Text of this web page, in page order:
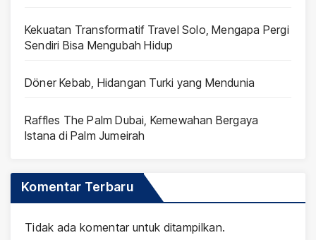
Kekuatan Transformatif Travel Solo, Mengapa Pergi
Sendiri Bisa Mengubah Hidup
Döner Kebab, Hidangan Turki yang Mendunia
Raffles The Palm Dubai, Kemewahan Bergaya
Istana di Palm Jumeirah
Komentar Terbaru
Tidak ada komentar untuk ditampilkan.